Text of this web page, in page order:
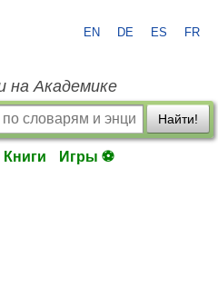
EN DE ES FR
на Академике
Найти!
Книги Игры ⚽